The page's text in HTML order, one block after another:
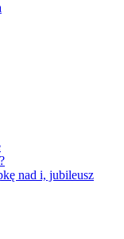
nad i, jubileusz